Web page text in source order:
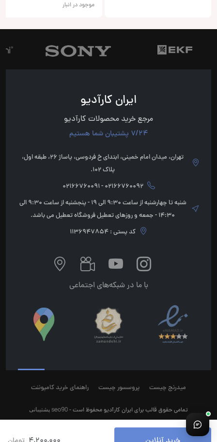
موجود در انبار
ایران کارآدیو
مرجع خرید محصولات کارآدیو
7/24 پشتیبان شما هستیم
تهران، میدان امام خمینی، ابتدای خ فردوسی، پاساژ 26، طبقه اول،
پلاک 102.
02166760092 - 02166760091
شنبه تا چهارشنبه از ساعت 9:30 الی 19 - پنجشنبه از ساعت 9:30 الی
14:30 - جمعه و روزهای تعطیل فروشگاه تعطیل می باشد.
کد پستی : 1136947854
با ما در شبکه‌های اجتماعی
میدرنج چیست پروسسور چیست راهنمای خرید کامپوننت
تمامی حقوق قالب برای ایران کارآدیو محفوظ است -seo90پشتیبانی